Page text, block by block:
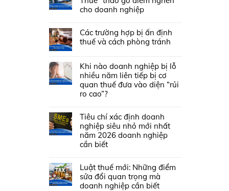
cho doanh nghiệp
Các trường hợp bị ấn định
thuế và cách phòng tránh
Khi nào doanh nghiệp bị lỗ
nhiều năm liên tiếp bị cơ
quan thuế đưa vào diện “rủi
ro cao”?
Tiêu chí xác định doanh
nghiệp siêu nhỏ mới nhất
năm 2026 doanh nghiệp
cần biết
Luật thuế mới: Những điểm
sửa đổi quan trọng mà
doanh nghiệp cần biết